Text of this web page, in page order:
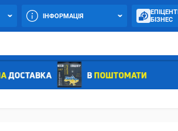
ІНФОРМАЦІЯ
БІЗНЕС